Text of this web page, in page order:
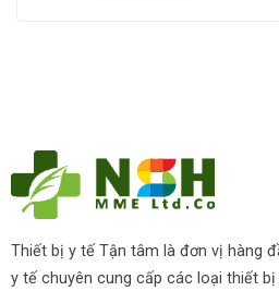
Thiết bị y tế Tận tâm là đơn vị hàng
y tế chuyên cung cấp các loại thiết